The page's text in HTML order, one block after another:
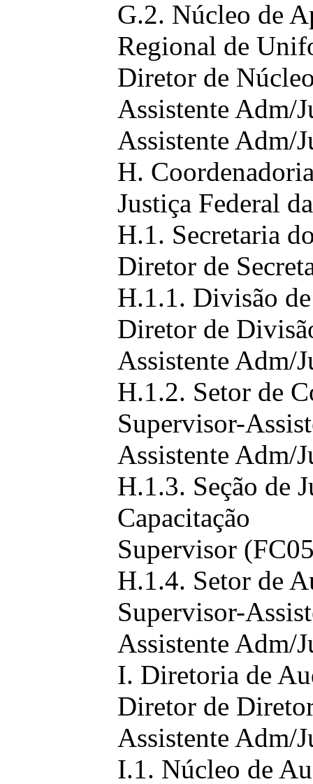
G.2. Núcleo de
Regional de
Diretor de
Assistente Adm/
Assistente Adm/
H.
Justiça Federal
H.1. Secretaria
Diretor de
H.1.1. Divisão
Diretor de
Assistente Adm/
H.1.2. Setor de
Supervisor-
Assistente Adm/
H.1.3. Seção de
Capacitação
Supervisor
H.1.4. Setor de
Supervisor-
Assistente Adm/
I. Diretoria de
Diretor de
Assistente Adm/
I.1. Núcleo de